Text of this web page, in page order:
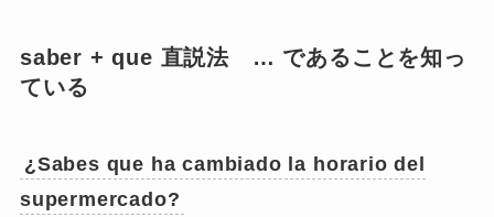
saber + que 直説法 … であることを知っ
ている
¿ Sabes que ha cambiado la horario del
supermercado?